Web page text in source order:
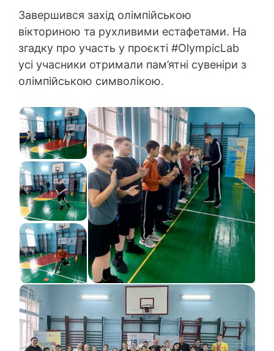
Завершився захід олімпійською
вікториною та рухливими естафетами. На
згадку про участь у проєкті #OlympicLab
усі учасники отримали пам’ятні сувеніри з
олімпійською символікою.